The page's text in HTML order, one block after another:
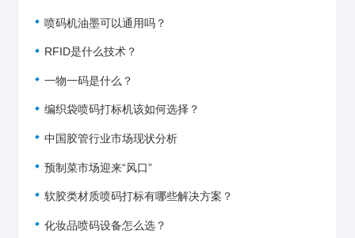
喷码机油墨可以通用吗？
RFID是什么技术？
一物一码是什么？
编织袋喷码打标机该如何选择？
中国胶管行业市场现状分析
预制菜市场迎来“风口”
软胶类材质喷码打标有哪些解决方案？
化妆品喷码设备怎么选？